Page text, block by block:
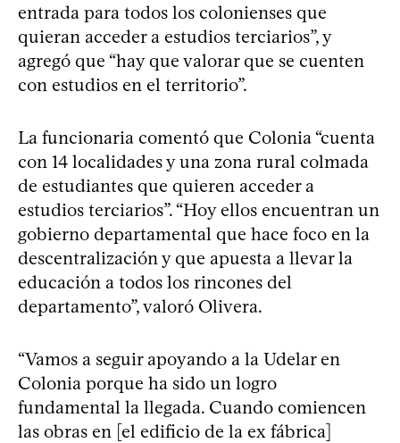
entrada para todos los colonienses que
quieran acceder a estudios terciarios”, y
agregó que “hay que valorar que se cuenten
con estudios en el territorio”.
La funcionaria comentó que Colonia “cuenta
con 14 localidades y una zona rural colmada
de estudiantes que quieren acceder a
estudios terciarios”. “Hoy ellos encuentran un
gobierno departamental que hace foco en la
descentralización y que apuesta a llevar la
educación a todos los rincones del
departamento”, valoró Olivera.
“Vamos a seguir apoyando a la Udelar en
Colonia porque ha sido un logro
fundamental la llegada. Cuando comiencen
las obras en [el edificio de la ex fábrica]